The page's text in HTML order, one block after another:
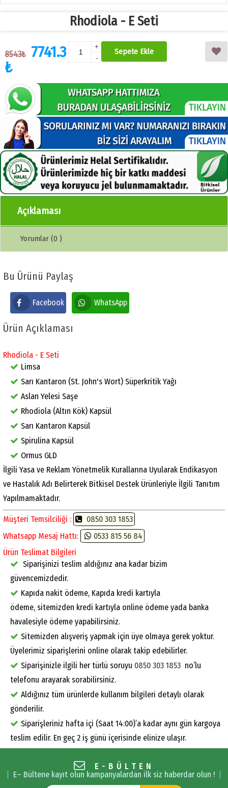
Rhodiola - E Seti
8543₺ 7741.3
₺
+
-
Sepete Ekle
Açıklaması
Yorumlar (0 )
Bu Ürünü Paylaş
Facebook WhatsApp
Ürün Açıklaması
Rhodiola - E Seti
Limsa
Sarı Kantaron (St. John's Wort) Süperkritik Yağı
Aslan Yelesi Saşe
Rhodiola (Altın Kök) Kapsül
Sarı Kantaron Kapsül
Spirulina Kapsül
Ormus GLD
İlgili Yasa ve Reklam Yönetmelik Kurallarına Uyularak Endikasyon
ve Hastalık Adı Belirterek Bitkisel Destek Ürünleriyle İlgili Tanıtım
Yapılmamaktadır.
Müşteri Temsilciliği :
0850 303 1853
Whatsapp Mesaj Hattı:
0533 815 56 84
Ürün Teslimat Bilgileri
Siparişinizi teslim aldığınız ana kadar bizim
güvencemizdedir.
Kapıda nakit ödeme, Kapıda kredi kartıyla
ödeme, sitemizden kredi kartıyla online ödeme yada banka
havalesiyle ödeme yapabilirsiniz.
Sitemizden alışveriş yapmak için üye olmaya gerek yoktur.
Üyelerimiz siparişlerini online olarak takip edebilirler.
Siparişinizle ilgili her türlü soruyu 0850 303 1853 no’lu
telefonu arayarak sorabilirsiniz.
Aldığınız tüm ürünlerde kullanım bilgileri detaylı olarak
gönderilir.
Siparişleriniz hafta içi (Saat 14:00)’a kadar aynı gün kargoya
teslim edilir. En geç 2 iş günü içerisinde elinize ulaşır.
E-BÜLTEN
E– Bültene kayıt olun kampanyalardan ilk siz haberdar olun !